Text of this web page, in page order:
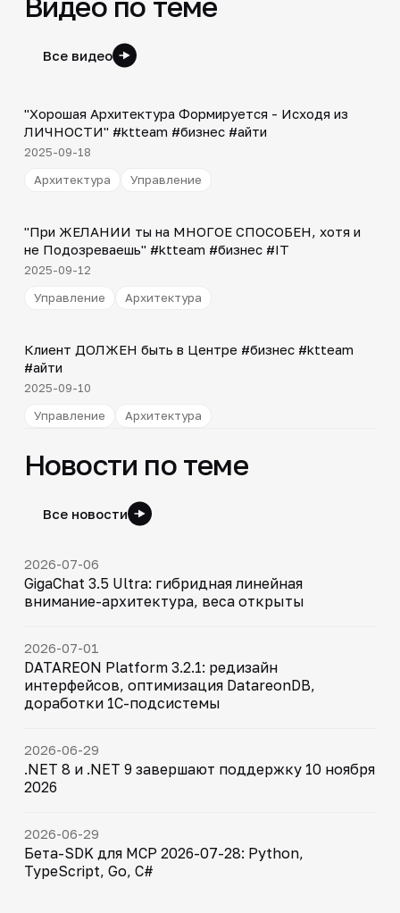
Все видео
▶
"Хорошая Архитектура Формируется - Исходя из
ЛИЧНОСТИ" #ktteam #бизнес #айти
2025-09-18
Архитектура
Управление
▶
"При ЖЕЛАНИИ ты на МНОГОЕ СПОСОБЕН, хотя и
не Подозреваешь" #ktteam #бизнес #IT
2025-09-12
Управление
Архитектура
▶
Клиент ДОЛЖЕН быть в Центре #бизнес #ktteam
#айти
2025-09-10
Управление
Архитектура
Новости по теме
Все новости
2026-07-06
GigaChat 3.5 Ultra: гибридная линейная
внимание-архитектура, веса открыты
2026-07-01
DATAREON Platform 3.2.1: редизайн
интерфейсов, оптимизация DatareonDB,
доработки 1С-подсистемы
2026-06-29
.NET 8 и .NET 9 завершают поддержку 10 ноября
2026
2026-06-29
Бета-SDK для MCP 2026-07-28: Python,
TypeScript, Go, C#